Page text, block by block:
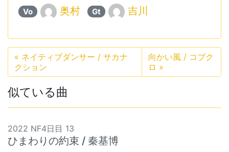
Vo 奥村 Gt 吉川
« ネイティブダンサー / サカナ
クション
向かい風 / コブク
ロ »
似ている曲
2022 NF4日目 13
ひまわりの約束 / 秦基博